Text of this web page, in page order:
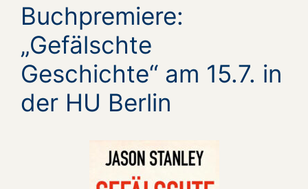
Buchpremiere:
„Gefälschte
Geschichte“ am 15.7. in
der HU Berlin